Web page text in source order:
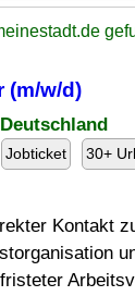
(m/w/d)
Jobticket 30+
Kontakt